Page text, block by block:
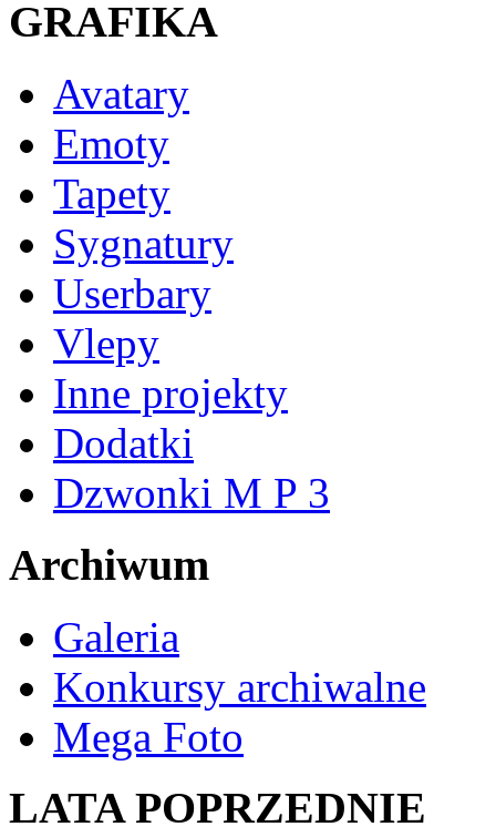
GRAFIKA
Avatary
Emoty
Tapety
Sygnatury
Userbary
Vlepy
Inne projekty
Dodatki
Dzwonki M P 3
Archiwum
Galeria
Konkursy archiwalne
Mega Foto
LATA POPRZEDNIE